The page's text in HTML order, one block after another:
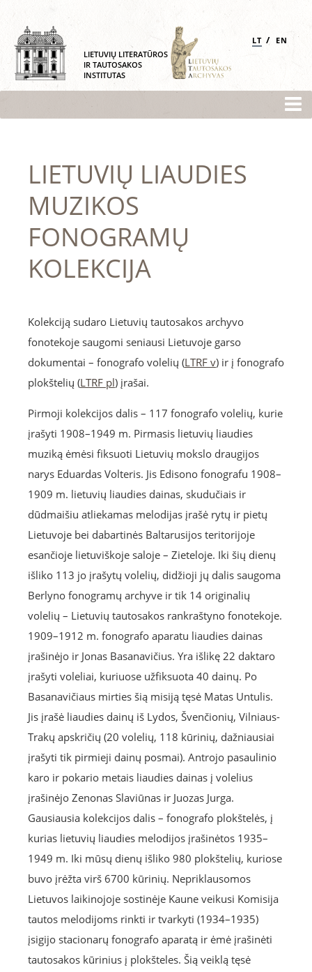
LIETUVIŲ LITERATŪROS
IR TAUTOSAKOS
INSTITUTAS
LT / EN
LIETUVIŲ LIAUDIES
MUZIKOS
FONOGRAMŲ
KOLEKCIJA
Kolekciją sudaro Lietuvių tautosakos archyvo
fonotekoje saugomi seniausi Lietuvoje garso
dokumentai – fonografo volelių (LTRF v) ir į fonografo
plokštelių (LTRF pl) įrašai.
Pirmoji kolekcijos dalis – 117 fonografo volelių, kurie
įrašyti 1908–1949 m. Pirmasis lietuvių liaudies
muziką ėmėsi fiksuoti Lietuvių mokslo draugijos
narys Eduardas Volteris. Jis Edisono fonografu 1908–
1909 m. lietuvių liaudies dainas, skudučiais ir
dūdmaišiu atliekamas melodijas įrašė rytų ir pietų
Lietuvoje bei dabartinės Baltarusijos teritorijoje
esančioje lietuviškoje saloje – Zieteloje. Iki šių dienų
išliko 113 jo įrašytų volelių, didžioji jų dalis saugoma
Berlyno fonogramų archyve ir tik 14 originalių
volelių – Lietuvių tautosakos rankraštyno fonotekoje.
1909–1912 m. fonografo aparatu liaudies dainas
įrašinėjo ir Jonas Basanavičius. Yra išlikę 22 daktaro
įrašyti voleliai, kuriuose užfiksuota 40 dainų. Po
Basanavičiaus mirties šią misiją tęsė Matas Untulis.
Jis įrašė liaudies dainų iš Lydos, Švenčionių, Vilniaus-
Trakų apskričių (20 volelių, 118 kūrinių, dažniausiai
įrašyti tik pirmieji dainų posmai). Antrojo pasaulinio
karo ir pokario metais liaudies dainas į volelius
įrašinėjo Zenonas Slaviūnas ir Juozas Jurga.
Gausiausia kolekcijos dalis – fonografo plokštelės, į
kurias lietuvių liaudies melodijos įrašinėtos 1935–
1949 m. Iki mūsų dienų išliko 980 plokštelių, kuriose
buvo įrėžta virš 6700 kūrinių. Nepriklausomos
Lietuvos laikinojoje sostinėje Kaune veikusi Komisija
tautos melodijoms rinkti ir tvarkyti (1934–1935)
įsigijo stacionarų fonografo aparatą ir ėmė įrašinėti
tautosakos kūrinius į plokšteles. Šią veiklą tęsė